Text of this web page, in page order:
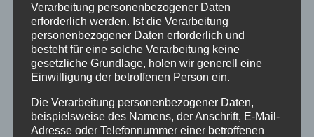
Wir danken allen, die sich an der Wahl
beteiligt haben, ganz herzlich!
Die Wahlbeteiligung lag in unserer Gemeinde
bei 13,8 %, im Kirchenkreis bei 48 %.
Verarbeitung personenbezogener Daten
erforderlich werden. Ist die Verarbeitung
personenbezogener Daten erforderlich und
besteht für eine solche Verarbeitung keine
gesetzliche Grundlage, holen wir generell eine
Einwilligung der betroffenen Person ein.
Die Verarbeitung personenbezogener Daten,
beispielsweise des Namens, der Anschrift, E-Mail-
Adresse oder Telefonnummer einer betroffenen